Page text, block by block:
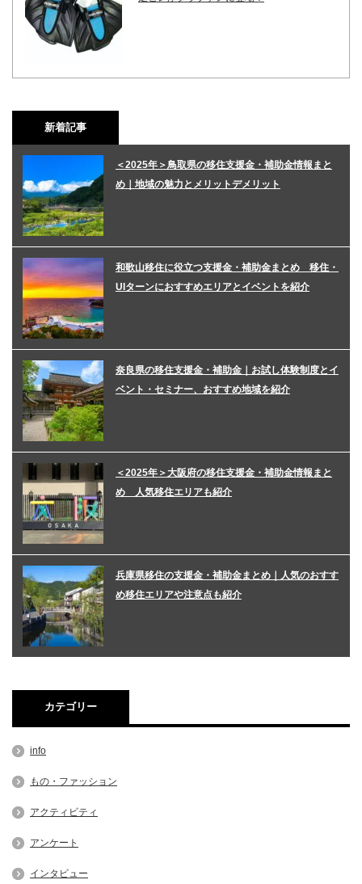
新着記事
＜2025年＞鳥取県の移住支援金・補助金情報まと
め｜地域の魅力とメリットデメリット
和歌山移住に役立つ支援金・補助金まとめ 移住・
UIターンにおすすめエリアとイベントを紹介
奈良県の移住支援金・補助金｜お試し体験制度とイ
ベント・セミナー、おすすめ地域を紹介
＜2025年＞大阪府の移住支援金・補助金情報まと
め 人気移住エリアも紹介
兵庫県移住の支援金・補助金まとめ｜人気のおすす
め移住エリアや注意点も紹介
カテゴリー
info
もの・ファッション
アクティビティ
アンケート
インタビュー